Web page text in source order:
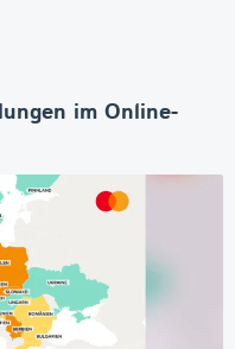
im Online-